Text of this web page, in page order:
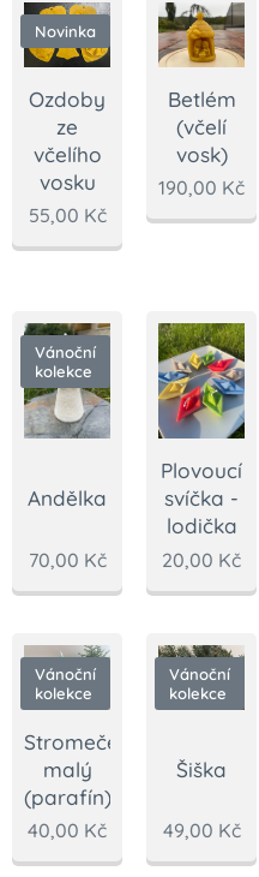
Ozdoby
ze
včelího
vosku
Novinka
55,00 Kč
Betlém
(včelí
vosk)
190,00 Kč
Andělka
Vánoční
kolekce
70,00 Kč
Plovoucí
svíčka -
lodička
20,00 Kč
Stromeček
malý
(parafín)
Vánoční
kolekce
40,00 Kč
Šiška
Vánoční
kolekce
49,00 Kč